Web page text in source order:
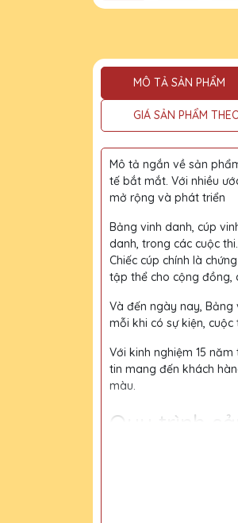
MÔ TẢ SẢN PHẨM
GIÁ SẢN PHẨM
Mô tả ngắn về sản
tế bắt mắt. Với nhiều
mở rộng và phát triển
Bảng vinh danh, cúp
danh, trong các cuộc thi.
Chiếc cúp chính là
tập thể cho cộng đồng,
Và đến ngày nay,
mỗi khi có sự kiện,
Với kinh nghiệm 15
tin mang đến khách
màu.
Quy trình